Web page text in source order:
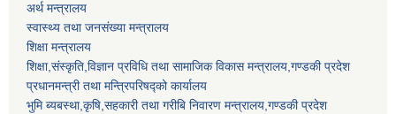
अर्थ मन्त्रालय
स्वास्थ्य तथा जनसंख्या मन्त्रालय
शिक्षा मन्त्रालय
शिक्षा,संस्कृति,विज्ञान प्रविधि तथा सामाजिक विकास मन्त्रालय,गण्डकी प्रदेश
प्रधानमन्त्री तथा मन्त्रिपरिषद्को कार्यालय
भुमि ब्यबस्था,कृषि,सहकारी तथा गरीबि निवारण मन्त्रालय,गण्डकी प्रदेश